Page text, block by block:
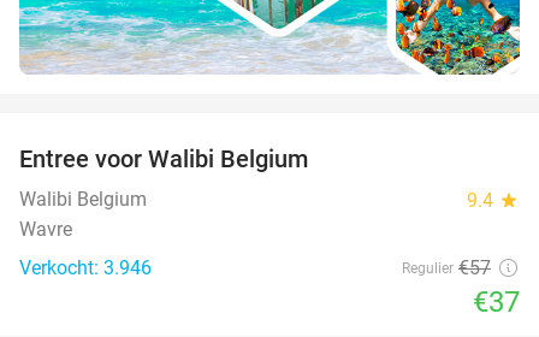
Entree voor Walibi Belgium
Walibi Belgium 9.4 star
Wavre
Verkocht: 3.946
Regulier €57
€37